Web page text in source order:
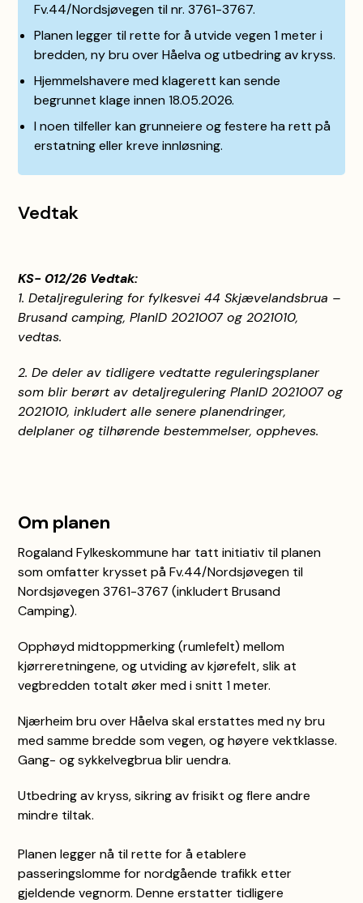
Fv.44/Nordsjøvegen til nr. 3761-3767.
Planen legger til rette for å utvide vegen 1 meter i
bredden, ny bru over Håelva og utbedring av kryss.
Hjemmelshavere med klagerett kan sende
begrunnet klage innen 18.05.2026.
I noen tilfeller kan grunneiere og festere ha rett på
erstatning eller kreve innløsning.
Vedtak
KS- 012/26 Vedtak:
1. Detaljregulering for fylkesvei 44 Skjævelandsbrua –
Brusand camping, PlanID 2021007 og 2021010,
vedtas.
2. De deler av tidligere vedtatte reguleringsplaner
som blir berørt av detaljregulering PlanID 2021007 og
2021010, inkludert alle senere planendringer,
delplaner og tilhørende bestemmelser, oppheves.
Om planen
Rogaland Fylkeskommune har tatt initiativ til planen
som omfatter krysset på Fv.44/Nordsjøvegen til
Nordsjøvegen 3761-3767 (inkludert Brusand
Camping).
Opphøyd midtoppmerking (rumlefelt) mellom
kjørreretningene, og utviding av kjørefelt, slik at
vegbredden totalt øker med i snitt 1 meter.
Njærheim bru over Håelva skal erstattes med ny bru
med samme bredde som vegen, og høyere vektklasse.
Gang- og sykkelvegbrua blir uendra.
Utbedring av kryss, sikring av frisikt og flere andre
mindre tiltak.
Planen legger nå til rette for å etablere
passeringslomme for nordgående trafikk etter
gjeldende vegnorm. Denne erstatter tidligere